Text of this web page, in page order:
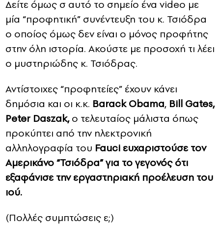
Δείτε όμως σ αυτό το σημείο ένα video με
μία “προφητική” συνέντευξη του κ. Τσιόδρα
ο οποίος όμως δεν είναι ο μόνος προφήτης
στην όλη ιστορία. Ακούστε με προσοχή τι λέει
ο μυστηριώδης κ. Τσιόδρας.
Αντίστοιχες “προφητείες” έχουν κάνει
δημόσια και οι κ.κ. Barack Obama, Bill Gates,
Peter Daszak,ο τελευταίος μάλιστα όπως
προκύπτει από την ηλεκτρονική
αλληλογραφία του Fauci ευχαριστούσε τον
Αμερικάνο “Τσιόδρα” για το γεγονός ότι
εξαφάνισε την εργαστηριακή προέλευση του
ιού.
(Πολλές συμπτώσεις ε;)